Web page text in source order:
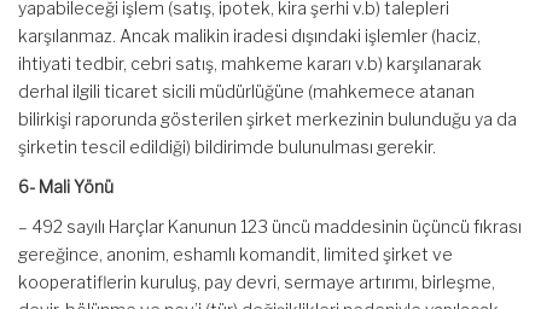
yapabileceği işlem (satış, ipotek, kira şerhi v.b) talepleri
karşılanmaz. Ancak malikin iradesi dışındaki işlemler (haciz,
ihtiyati tedbir, cebri satış, mahkeme kararı v.b) karşılanarak
derhal ilgili ticaret sicili müdürlüğüne (mahkemece atanan
bilirkişi raporunda gösterilen şirket merkezinin bulunduğu ya da
şirketin tescil edildiği) bildirimde bulunulması gerekir.
6- Mali Yönü
– 492 sayılı Harçlar Kanunun 123 üncü maddesinin üçüncü fıkrası
gereğince, anonim, eshamlı komandit, limited şirket ve
kooperatiflerin kuruluş, pay devri, sermaye artırımı, birleşme,